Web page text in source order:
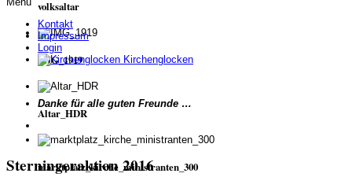
volksaltar
IMG_1919
Altar_HDR
marktplatz_kirche_ministranten_300
Kontakt
Impressum
Login
Kirchenglocken
Danke für alle guten Freunde …
Sterningeraktion 2016